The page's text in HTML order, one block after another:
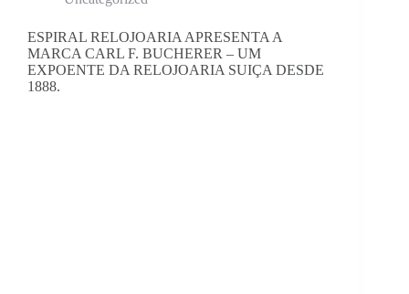
ESPIRAL RELOJOARIA APRESENTA A
MARCA CARL F. BUCHERER – UM
EXPOENTE DA RELOJOARIA SUIÇA DESDE
1888.